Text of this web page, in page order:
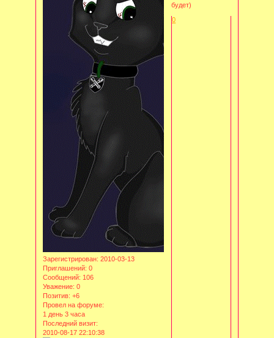
Зарегистрирован: 2010-03-13
Приглашений: 0
Сообщений: 106
Уважение: 0
Позитив: +6
Провел на форуме:
1 день 3 часа
Последний визит:
2010-08-17 22:10:38
будет)
0